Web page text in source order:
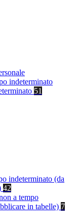
indeterminato
51
indeterminato (da
42
a tempo
in tabelle) 7